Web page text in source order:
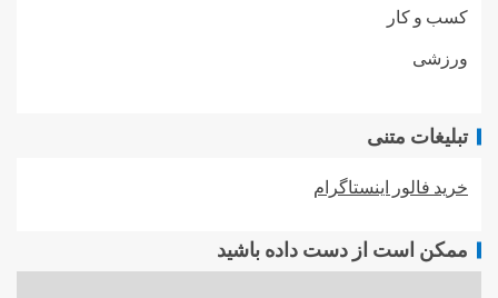
کسب و کار
ورزشی
تبلیغات متنی
خرید فالور اینستاگرام
ممکن است از دست داده باشید